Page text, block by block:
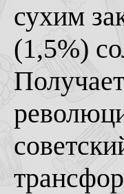
сухим
(1,5%)